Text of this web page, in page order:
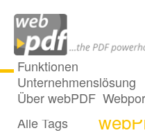
Funktionen
Unternehmenslösung
Über webPDF
Alle Beiträge
Alle Tags